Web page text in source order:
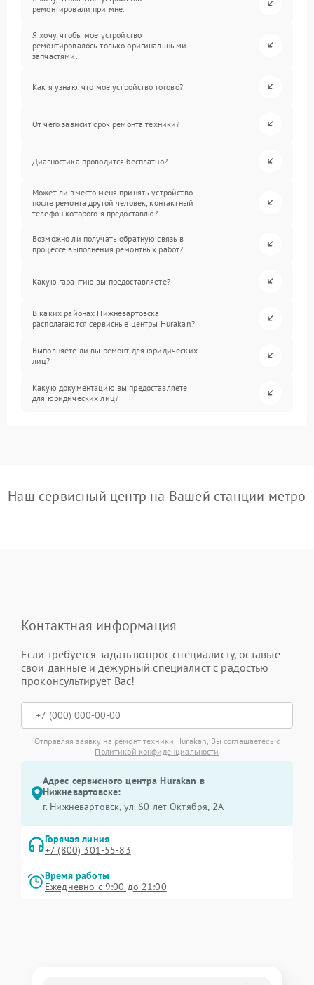
ремонтировали при мне.
Я хочу, чтобы мое устройство
ремонтировалось только оригинальными
запчастями.
Как я узнаю, что мое устройство готово?
От чего зависит срок ремонта техники?
Диагностика проводится бесплатно?
Может ли вместо меня принять устройство
после ремонта другой человек, контактный
телефон которого я предоставлю?
Возможно ли получать обратную связь в
процессе выполнения ремонтных работ?
Какую гарантию вы предоставляете?
В каких районах Нижневартовска
располагаются сервисные центры Hurakan?
Выполняете ли вы ремонт для юридических
лиц?
Какую документацию вы предоставляете
для юридических лиц?
Наш сервисный центр на Вашей станции метро
Контактная информация
Если требуется задать вопрос специалисту, оставьте
свои данные и дежурный специалист с радостью
проконсультирует Вас!
Отправляя заявку на ремонт техники Hurakan, Вы соглашаетесь с
Политикой конфиденциальности
Адрес сервисного центра Hurakan в
Нижневартовске:
г. Нижневартовск, ул. 60 лет Октября, 2А
Горячая линия
+7 (800) 301-55-83
Время работы
Ежедневно с 9:00 до 21:00